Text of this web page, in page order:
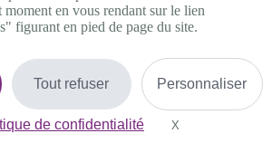
& appel gratuitsDe 9h à 18h.
en contact LSF
moment en vous rendant sur le lien
figurant en pied de page du site.
Tout refuser Personnaliser
de confidentialité X